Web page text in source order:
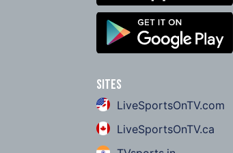
Sites
LiveSportsOnTV.com
LiveSportsOnTV.ca